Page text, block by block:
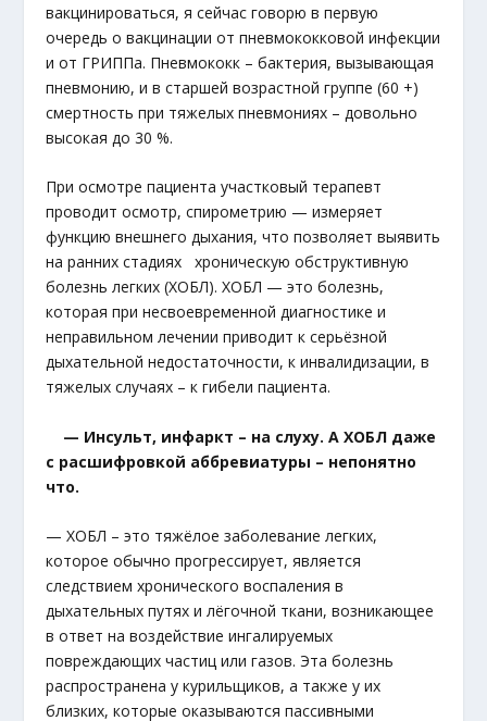
вакцинироваться, я сейчас говорю в первую
очередь о вакцинации от пневмококковой инфекции
и от ГРИППа. Пневмококк – бактерия, вызывающая
пневмонию, и в старшей возрастной группе (60 +)
смертность при тяжелых пневмониях – довольно
высокая до 30 %.
При осмотре пациента участковый терапевт
проводит осмотр, спирометрию — измеряет
функцию внешнего дыхания, что позволяет выявить
на ранних стадиях хроническую обструктивную
болезнь легких (ХОБЛ). ХОБЛ — это болезнь,
которая при несвоевременной диагностике и
неправильном лечении приводит к серьёзной
дыхательной недостаточности, к инвалидизации, в
тяжелых случаях – к гибели пациента.
— Инсульт, инфаркт – на слуху. А ХОБЛ даже
с расшифровкой аббревиатуры – непонятно
что.
— ХОБЛ – это тяжёлое заболевание легких,
которое обычно прогрессирует, является
следствием хронического воспаления в
дыхательных путях и лёгочной ткани, возникающее
в ответ на воздействие ингалируемых
повреждающих частиц или газов. Эта болезнь
распространена у курильщиков, а также у их
близких, которые оказываются пассивными